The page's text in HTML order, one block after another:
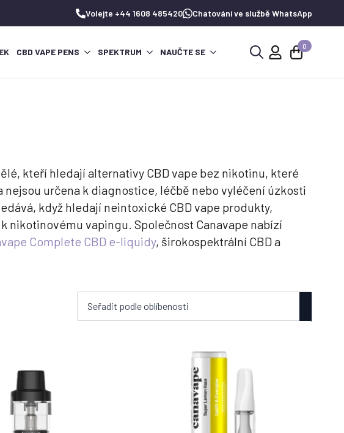
Volejte +44 1608 485420 Chatování ve službě WhatsApp
CBD VAPE PENS SPEKTRUM NAUČTE SE
0
kteří hledají alternativy CBD vape bez nikotinu, které
určena k diagnostice, léčbě nebo vyléčení úzkosti
když hledají neintoxické CBD vape produkty,
nikotinovému vapingu. Společnost Canavape nabízí
Complete CBD e-liquidy, širokospektrální CBD a